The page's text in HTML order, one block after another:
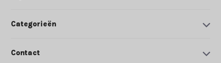
Categorieën
Contact